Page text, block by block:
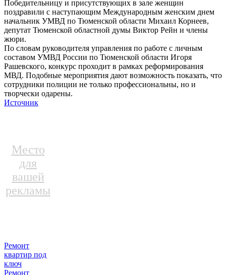
Победительницу и присутствующих в зале женщин
поздравили с наступающим Международным женским днем
начальник УМВД по Тюменской области Михаил Корнеев,
депутат Тюменской областной думы Виктор Рейн и члены
жюри.
По словам руководителя управления по работе с личным
составом УМВД России по Тюменской области Игоря
Рашевского, конкурс проходит в рамках реформирования
МВД. Подобные мероприятия дают возможность показать, что
сотрудники полиции не только профессиональны, но и
творчески одарены.
Источник
Место
для
вашей
рекламы
Ремонт
квартир под
ключ
Ремонт